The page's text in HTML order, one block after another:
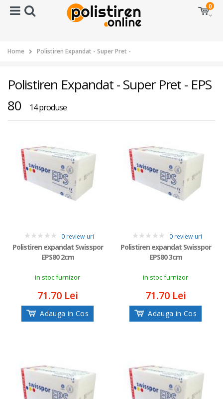
0
Home Polistiren Expandat - Super Pret -
Polistiren Expandat - Super Pret - EPS
80
14 produse
0
0 review-uri
Polistiren expandat Swisspor
EPS80 2cm
in stoc furnizor
71.70 Lei
Adauga in Cos
0
0 review-uri
Polistiren expandat Swisspor
EPS80 3cm
in stoc furnizor
71.70 Lei
Adauga in Cos